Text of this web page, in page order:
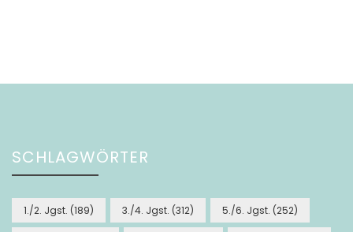
SCHLAGWÖRTER
1./2. Jgst. (189) 3./4. Jgst. (312) 5./6. Jgst. (252)